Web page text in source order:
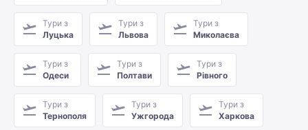
Тури з
Луцька
Тури з
Львова
Тури з
Миколаєва
Тури з
Одеси
Тури з
Полтави
Тури з
Рівного
Тури з
Тернополя
Тури з
Ужгорода
Тури з
Харкова